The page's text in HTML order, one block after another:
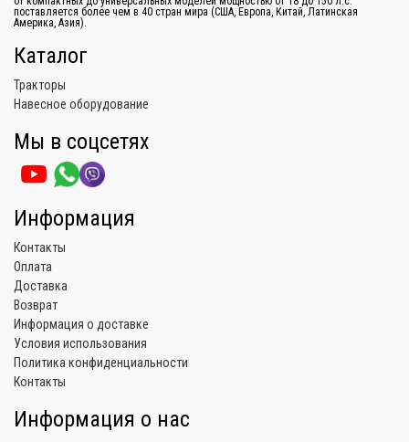
поставляется более чем в 40 стран мира (США, Европа, Китай, Латинская
Америка, Азия).
Каталог
Тракторы
Навесное оборудование
Мы в соцсетях
Информация
Контакты
Оплата
Доставка
Возврат
Информация о доставке
Условия использования
Политика конфиденциальности
Контакты
Информация о нас